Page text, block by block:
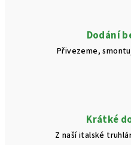
Dodání
Přivezeme,
Krátké
Z naší italské